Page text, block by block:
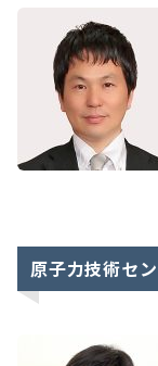
原子力技術セ